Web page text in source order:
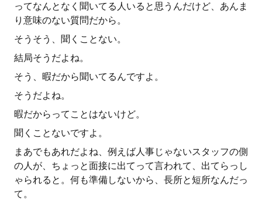
ってなんとなく聞いてる人いると思うんだけど、あんま
り意味のない質問だから。
そうそう、聞くことない。
結局そうだよね。
そう、暇だから聞いてるんですよ。
そうだよね。
暇だからってことはないけど。
聞くことないですよ。
まあでもあれだよね、例えば人事じゃないスタッフの側
の人が、ちょっと面接に出てって言われて、出てらっし
ゃられると。何も準備しないから、長所と短所なんだっ
て。